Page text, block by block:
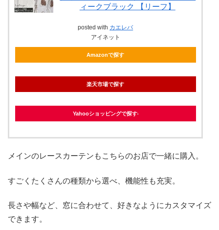
ィークブラック 【リーフ】
posted with カエレバ
アイネット
Amazonで探す
楽天市場で探す
Yahooショッピングで探す
メインのレースカーテンもこちらのお店で一緒に購入。
すごくたくさんの種類から選べ、機能性も充実。
長さや幅など、窓に合わせて、好きなようにカスタマイズ
できます。